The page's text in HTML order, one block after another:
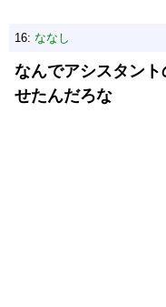
16: ななし
なんでアシスタン
せたんだろな